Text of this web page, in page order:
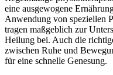
eine ausgewogene
Anwendung von speziellen
tragen maßgeblich zur
Heilung bei. Auch die
zwischen Ruhe und
für eine schnelle Genesung.